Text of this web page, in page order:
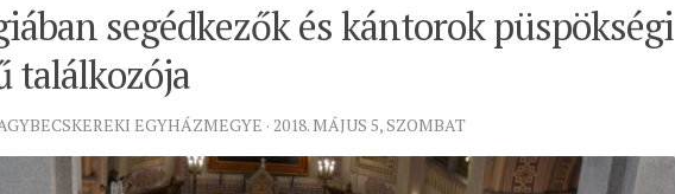
segédkezők és kántorok püspökségi
találkozója
EGYHÁZMEGYE · 2018. MÁJUS 5, SZOMBAT